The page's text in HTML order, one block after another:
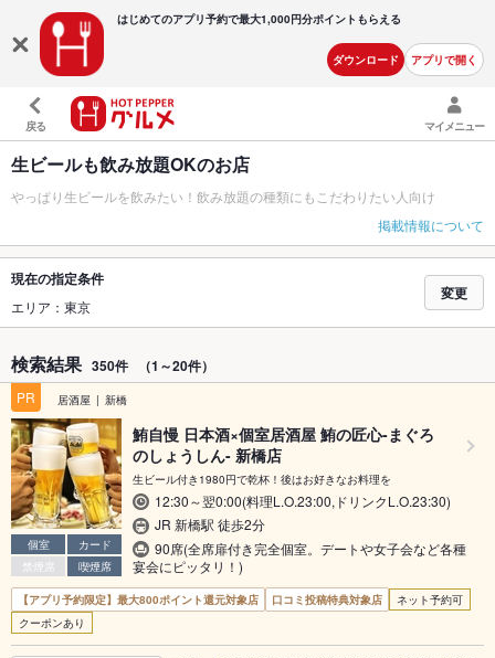
はじめてのアプリ予約で最大1,000円分ポイントもらえる
ダウンロード アプリで開く
戻る マイメニュー
生ビールも飲み放題OKのお店
やっぱり生ビールを飲みたい！飲み放題の種類にもこだわりたい人向け
掲載情報について
現在の指定条件
エリア：東京
変更
検索結果 350件 （1～20件）
PR 居酒屋 新橋
個室
カード
禁煙席
喫煙席
鮪自慢 日本酒×個室居酒屋 鮪の匠心-まぐろ
のしょうしん- 新橋店
生ビール付き1980円で乾杯！後はお好きなお料理を
12:30～翌0:00(料理L.O.23:00,ドリンクL.O.23:30)
JR 新橋駅 徒歩2分
90席(全席扉付き完全個室。デートや女子会など各種
宴会にピッタリ！)
【アプリ予約限定】最大800ポイント還元対象店 口コミ投稿特典対象店
ネット予約可
クーポンあり